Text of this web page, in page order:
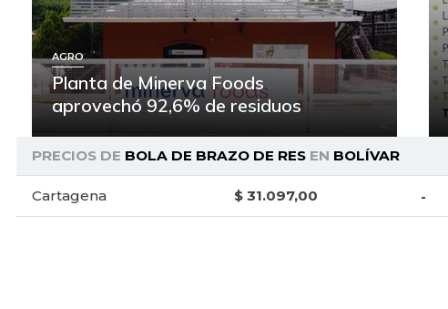
AGRO
Planta de Minerva Foods
aprovechó 92,6% de residuos
PRECIOS DE BOLA DE BRAZO DE RESEN BOLÍVAR
Cartagena $ 31.097,00 -